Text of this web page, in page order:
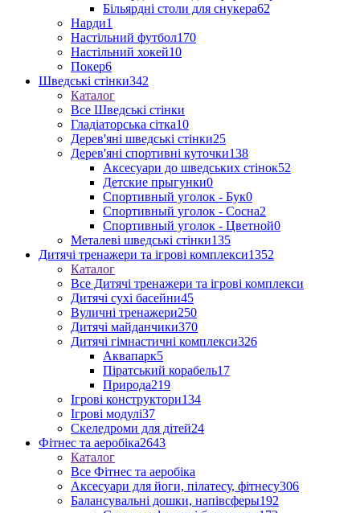
Більярдні столи для снукера62
Нарди1
Настільний футбол170
Настільний хокей10
Покер6
Шведські стінки342
Каталог
Все Шведські стінки
Гладіаторська сітка10
Дерев'яні шведські стінки25
Дерев'яні спортивні куточки138
Аксесуари до шведських стінок52
Детские прыгунки0
Спортивный уголок - Бук0
Спортивный уголок - Сосна2
Спортивный уголок - Цветной0
Металеві шведські стінки135
Дитячі тренажери та ігрові комплекси1352
Каталог
Все Дитячі тренажери та ігрові комплекси
Дитячі сухі басейни45
Вуличні тренажери250
Дитячі майданчики370
Дитячі гімнастичні комплекси326
Аквапарк5
Піратський корабель17
Природа219
Ігрові конструктори134
Ігрові модулі37
Скеледроми для дітей24
Фітнес та аеробіка2643
Каталог
Все Фітнес та аеробіка
Аксесуари для йоги, пілатесу, фітнесу306
Балансувальні дошки, напівсферы192